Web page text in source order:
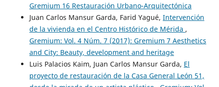
Gremium 16 Restauración Urbano-Arquitectónica
Juan Carlos Mansur Garda, Farid Yagué, Intervención
de la vivienda en el Centro Histórico de Mérida ,
Gremium: Vol. 4 Núm. 7 (2017): Gremium 7 Aesthetics
and City: Beauty, development and heritage
Luis Palacios Kaim, Juan Carlos Mansur Garda, El
proyecto de restauración de la Casa General León 51,